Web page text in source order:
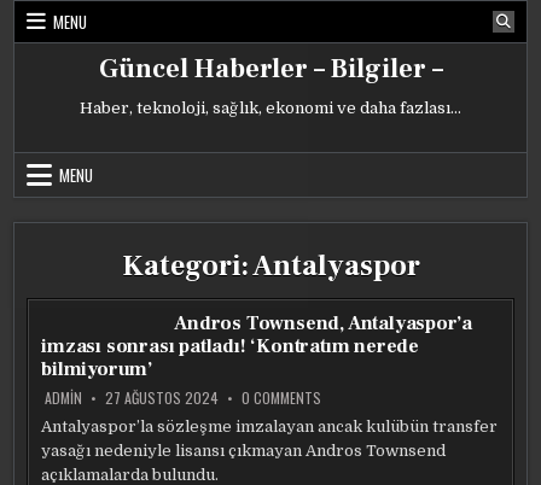
Skip
MENU
Güncel Haberler – Bilgiler –
Haber, teknoloji, sağlık, ekonomi ve daha fazlası…
MENU
Kategori:Antalyaspor
Andros Townsend, Antalyaspor’a
imzası sonrası patladı! ‘Kontratım nerede
bilmiyorum’
ADMIN 27 AĞUSTOS 2024 0 COMMENTS
TOWNSEND,
ANTALYASPOR’A
IMZASI
Antalyaspor’la sözleşme imzalayan ancak kulübün transfer
yasağı nedeniyle lisansı çıkmayan Andros Townsend
açıklamalarda bulundu.